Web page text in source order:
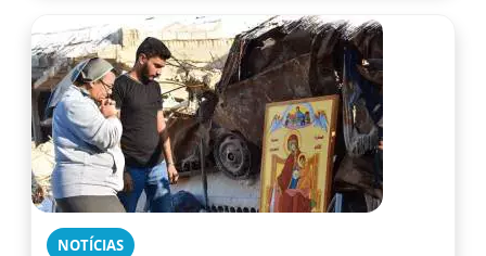
NOTÍCIAS